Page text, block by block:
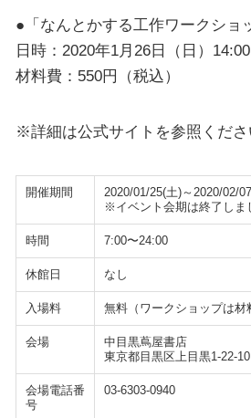
●「なんとかする工作ワークショ
日時：2020年1月26日（日）
材料費：550円（税込）
※詳細は公式サイトを参照くださ
開催期間
2020/01/25(土)～2020/02/
※イベント会期は終了しま
時間 7:00〜24:00
休館日 なし
入場料 無料（ワークショップは材
会場
中目黒蔦屋書店
東京都目黒区上目黒1-22-10
会場電話番
号
03-6303-0940